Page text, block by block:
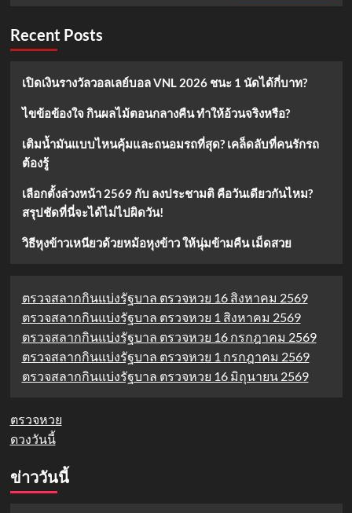
สิก
ก็
รัก
Recent Posts
เปิดเงินรางวัลวอลเลย์บอล VNL 2026 ชนะ 1 นัดได้กี่บาท?
ไขข้อข้องใจ กินผลไม้ตอนกลางคืน ทำให้อ้วนจริงหรือ?
เติมน้ำมันแบบไหนคุ้มและถนอมรถที่สุด? เคล็ดลับที่คนรักรถ
ต้องรู้
เลือกตั้งล่วงหน้า 2569 กับ ลงประชามติ คือวันเดียวกันไหม?
สรุปชัดที่นี่จะได้ไม่ไปผิดวัน!
วิธีหุงข้าวเหนียวด้วยหม้อหุงข้าว ให้นุ่มข้ามคืน เม็ดสวย
ตรวจสลากกินแบ่งรัฐบาล ตรวจหวย 16 สิงหาคม 2569
ตรวจสลากกินแบ่งรัฐบาล ตรวจหวย 1 สิงหาคม 2569
ตรวจสลากกินแบ่งรัฐบาล ตรวจหวย 16 กรกฎาคม 2569
ตรวจสลากกินแบ่งรัฐบาล ตรวจหวย 1 กรกฎาคม 2569
ตรวจสลากกินแบ่งรัฐบาล ตรวจหวย 16 มิถุนายน 2569
ตรวจหวย
ดวงวันนี้
ข่าววันนี้